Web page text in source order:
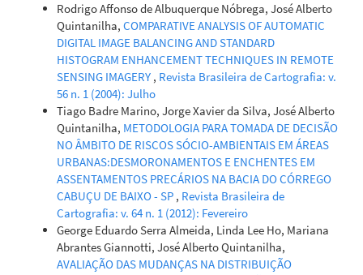
Rodrigo Affonso de Albuquerque Nóbrega, José Alberto
Quintanilha, COMPARATIVE ANALYSIS OF AUTOMATIC
DIGITAL IMAGE BALANCING AND STANDARD
HISTOGRAM ENHANCEMENT TECHNIQUES IN REMOTE
SENSING IMAGERY , Revista Brasileira de Cartografia: v.
56 n. 1 (2004): Julho
Tiago Badre Marino, Jorge Xavier da Silva, José Alberto
Quintanilha, METODOLOGIA PARA TOMADA DE DECISÃO
NO ÂMBITO DE RISCOS SÓCIO-AMBIENTAIS EM ÁREAS
URBANAS:DESMORONAMENTOS E ENCHENTES EM
ASSENTAMENTOS PRECÁRIOS NA BACIA DO CÓRREGO
CABUÇU DE BAIXO - SP , Revista Brasileira de
Cartografia: v. 64 n. 1 (2012): Fevereiro
George Eduardo Serra Almeida, Linda Lee Ho, Mariana
Abrantes Giannotti, José Alberto Quintanilha,
AVALIAÇÃO DAS MUDANÇAS NA DISTRIBUIÇÃO